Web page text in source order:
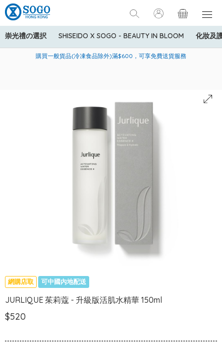
崇光禮の選択 SHISEIDO X SOGO - BEAUTY IN BLOOM 化妝及
美國運通Explorer®信用卡會員購物禮遇：高達5%簽賬回贈！
購買一般貨品(冷凍食品除外)滿$600，可享免費送貨服務
寄送中國內地服務只適用於指定商品，若訂單金額少於HK$600(折
網購店取 可中國內地配送
JURLIQUE 茱莉蔻 - 升級版活肌水精華 150ml
$520